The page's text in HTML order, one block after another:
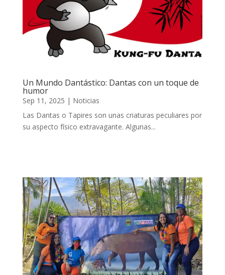
Un Mundo Dantástico: Dantas con un toque de
humor
Sep 11, 2025 | Noticias
Las Dantas o Tapires son unas criaturas peculiares por
su aspecto físico extravagante. Algunas...